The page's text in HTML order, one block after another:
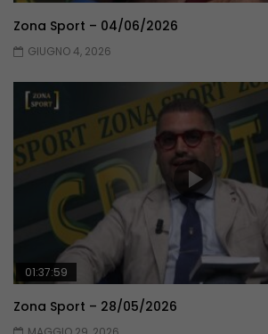
Zona Sport – 04/06/2026
GIUGNO 4, 2026
01:37:59
Zona Sport – 28/05/2026